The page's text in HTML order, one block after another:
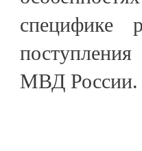
специфике
МВД России.